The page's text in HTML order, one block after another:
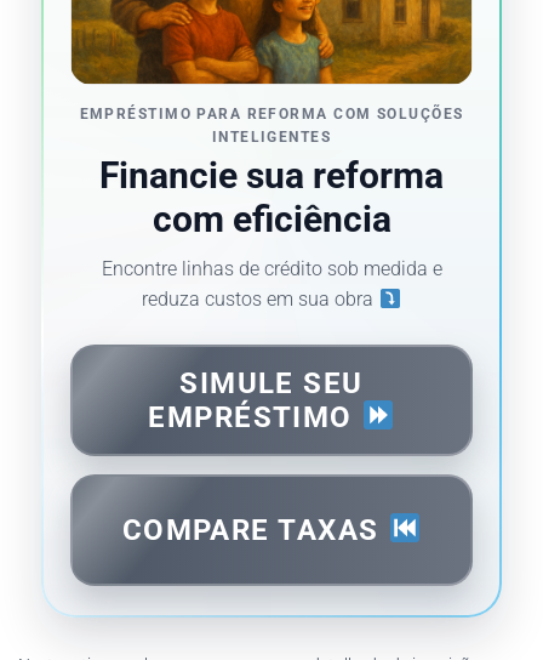
EMPRÉSTIMO PARA REFORMA COM SOLUÇÕES
INTELIGENTES
Financie sua reforma
com eficiência
Encontre linhas de crédito sob medida e
reduza custos em sua obra
SIMULE SEU
EMPRÉSTIMO
COMPARE TAXAS